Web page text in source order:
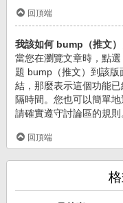
回頂端
我該如何 bump（推文）
當您在瀏覽文章時，點
題 bump（推文）到該
結，那麼表示這個功能
隔時間。您也可以簡單
請確實遵守討論區的規則
回頂端